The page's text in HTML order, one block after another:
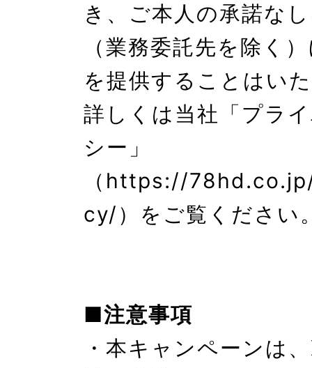
き、ご本人の承諾な
（業務委託先を除く
を提供することはい
詳しくは当社「プラ
シー」
（https://
cy/）をご覧ください
■注意事項
・本キャンペーンは